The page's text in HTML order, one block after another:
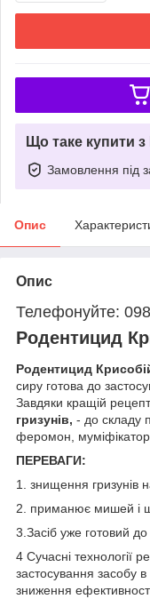
Що таке купити
Замовлення під
Опис
Опис
Телефонуйте:
Родентицид
Родентицид
сиру готова до
Завдяки кращій
гризунів, - до складу
феромон,
ПЕРЕВАГИ:
1. знищення гризунів
2. приманює мишей і
3.Засіб уже готовий
4 Сучасні технології
застосування засобу в
зниження